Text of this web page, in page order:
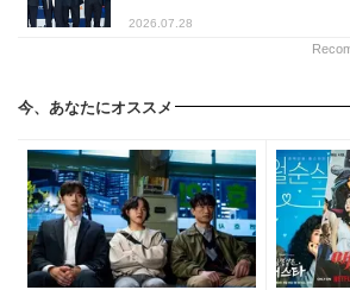
2026.07.28
今、あなたにオススメ